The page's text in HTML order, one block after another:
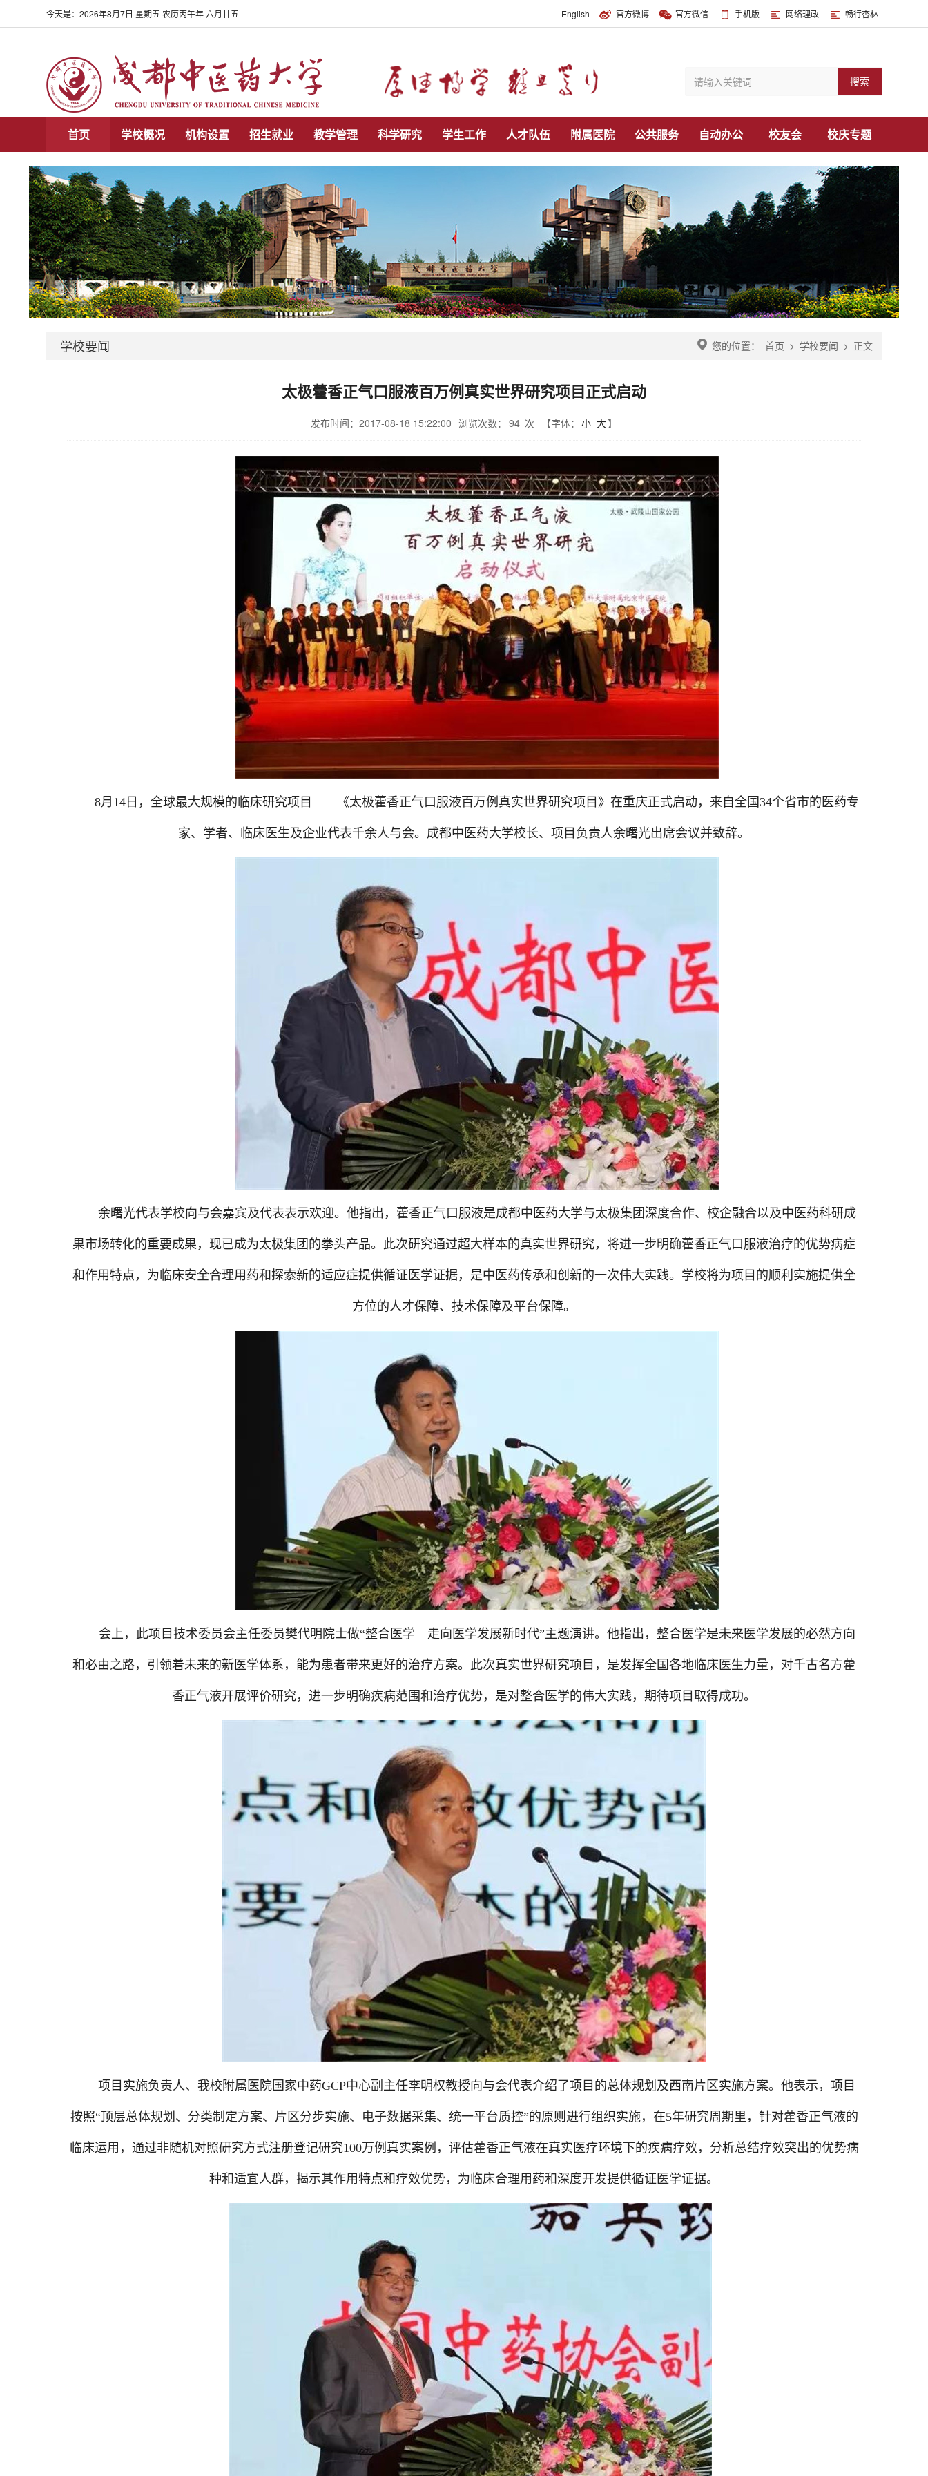
English 官方微博 官方微信 手机版 网络理政 畅行杏林
今天是： 2026年8月7日 星期五 农历丙午年 六月廿五
搜索
首页 学校概况 机构设置 招生就业 教学管理 科学研究 学生工作 人才队伍 附属医院 公共服务 自动办公 校友会 校庆专题
您的位置： 首页 > 学校要闻 > 正文
学校要闻
太极藿香正气口服液百万例真实世界研究项目正式启动
发布时间：2017-08-18 15:22:00 浏览次数： 94 次 【字体： 小 大】
8月 14 日 ，全球最大规模的临床研究项目——《太极藿香正气口服液百万例真实世界研究项目》在重庆正式启动，来自全国34个省市的医药专
家、学者、临床医生及企业代表千余人与会。成都中医药大学校长、项目负责人余曙光出席会议并致辞。
余曙光代表学校向与会嘉宾及代表表示欢迎。他指出，藿香正气口服液是成都中医药大学与太极集团深度合作、校企融合以及中医药科研成
果市场转化的重要成果，现已成为太极集团的拳头产品。此次研究通过超大样本的真实世界研究，将进一步明确藿香正气口服液治疗的优势病症
和作用特点，为临床安全合理用药和探索新的适应症提供循证医学证据，是中医药传承和创新的一次伟大实践。学校将为项目的顺利实施提供全
方位的人才保障、技术保障及平台保障。
会上，此项目技术委员会主任委员樊代明院士做“整合医学—走向医学发展新时代”主题演讲。他指出，整合医学是未来医学发展的必然方向
和必由之路，引领着未来的新医学体系，能为患者带来更好的治疗方案。此次真实世界研究项目，是发挥全国各地临床医生力量，对千古名方藿
香正气液开展评价研究，进一步明确疾病范围和治疗优势，是对整合医学的伟大实践，期待项目取得成功。
项目实施负责人、我校附属医院国家中药GCP中心副主任李明权教授向与会代表介绍了项目的总体规划及西南片区实施方案。他表示，项目
按照“顶层总体规划、分类制定方案、片区分步实施、电子数据采集、统一平台质控”的原则进行组织实施，在5年研究周期里，针对藿香正气液的
临床运用，通过非随机对照研究方式注册登记研究100万例真实案例，评估藿香正气液在真实医疗环境下的疾病疗效，分析总结疗效突出的优势病
种和适宜人群，揭示其作用特点和疗效优势，为临床合理用药和深度开发提供循证医学证据。